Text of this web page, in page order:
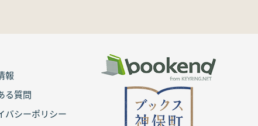
報
る質問
バシーポリシー